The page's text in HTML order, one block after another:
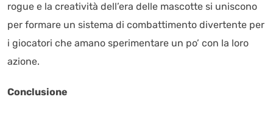
rogue e la creatività dell’era delle mascotte si uniscono
per formare un sistema di combattimento divertente per
i giocatori che amano sperimentare un po’ con la loro
azione.
Conclusione